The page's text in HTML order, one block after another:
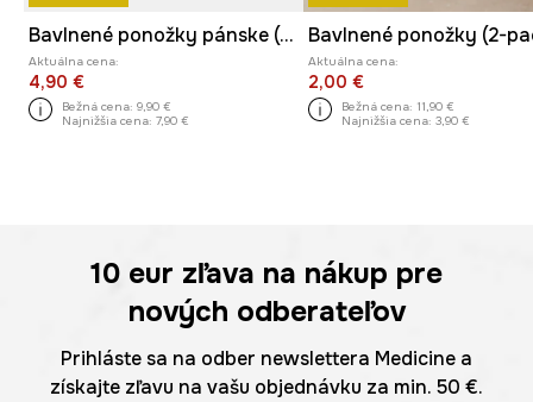
Bavlnené ponožky pánske (2-pack) viac farieb
Aktuálna cena:
4,90 €
Bežná cena: 9,90 €
Najnižšia cena: 7,90 €
Aktuálna cena:
2,00 €
Bežná cena: 11,90 €
Najnižšia cena: 3,90 €
10 eur zľava na nákup pre
nových odberateľov
Prihláste sa na odber newslettera Medicine a
získajte zľavu na vašu objednávku za min. 50 €.